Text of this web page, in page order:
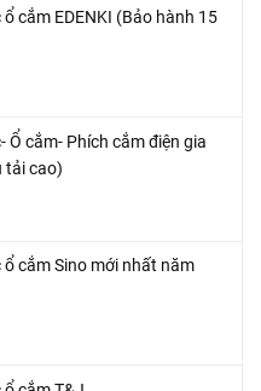
cắm EDENKI (Bảo hành 15
Ổ cắm- Phích cắm điện gia
tải cao)
cắm Sino mới nhất năm